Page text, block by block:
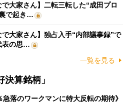
で大家さん】二転三転した“成田プロ
で起き…
で大家さん】独占入手“内部議事録”で
表の思…
一覧を見る
算銘柄」
急落のワークマンに特大反転の期待》